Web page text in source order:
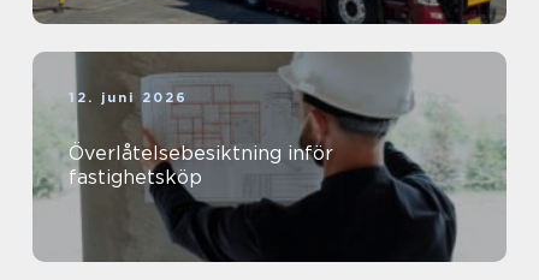
12. juni 2026
Överlåtelsebesiktning inför
fastighetsköp